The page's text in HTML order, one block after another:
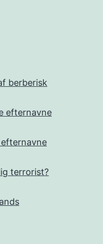
berberisk
efternavne
terrorist?